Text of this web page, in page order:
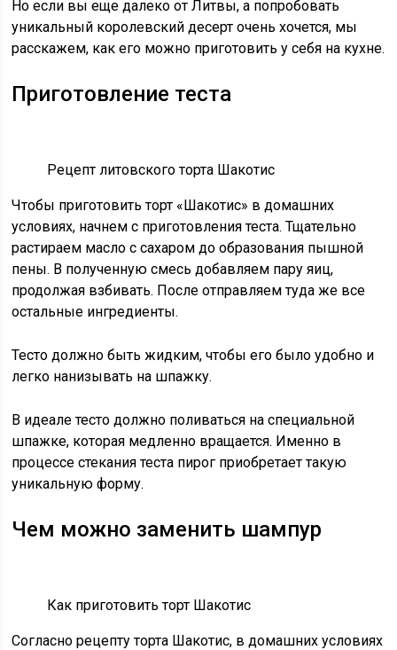
Но если вы еще далеко от Литвы, а попробовать
уникальный королевский десерт очень хочется, мы
расскажем, как его можно приготовить у себя на кухне.
Приготовление теста
Рецепт литовского торта Шакотис
Чтобы приготовить торт «Шакотис» в домашних
условиях, начнем с приготовления теста. Тщательно
растираем масло с сахаром до образования пышной
пены. В полученную смесь добавляем пару яиц,
продолжая взбивать. После отправляем туда же все
остальные ингредиенты.
Тесто должно быть жидким, чтобы его было удобно и
легко нанизывать на шпажку.
В идеале тесто должно поливаться на специальной
шпажке, которая медленно вращается. Именно в
процессе стекания теста пирог приобретает такую ​​
уникальную форму.
Чем можно заменить шампур
Как приготовить торт Шакотис
Согласно рецепту торта Шакотис, в домашних условиях